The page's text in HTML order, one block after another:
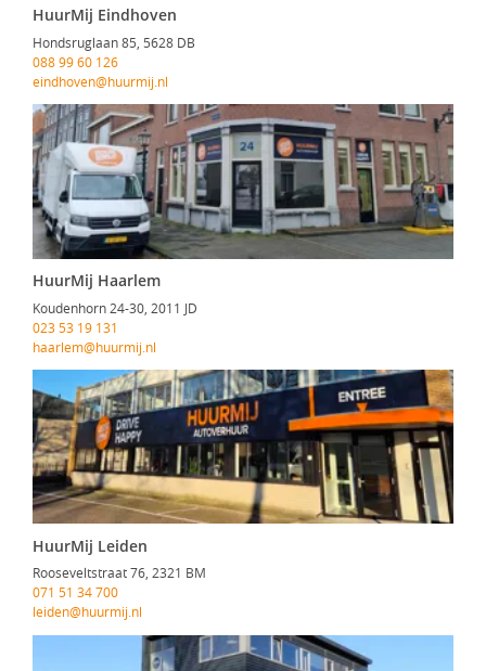
HuurMij Eindhoven
Hondsruglaan 85, 5628 DB
088 99 60 126
eindhoven@huurmij.nl
HuurMij Haarlem
Koudenhorn 24-30, 2011 JD
023 53 19 131
haarlem@huurmij.nl
HuurMij Leiden
Rooseveltstraat 76, 2321 BM
071 51 34 700
leiden@huurmij.nl